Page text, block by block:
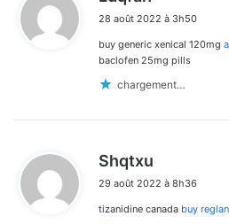
t
:
28 août 2022 à 3h50
buy generic xenical 120mg
baclofen 25mg pills
chargement…
Shqtxu
t
29 août 2022 à 8h36
tizanidine canada buy